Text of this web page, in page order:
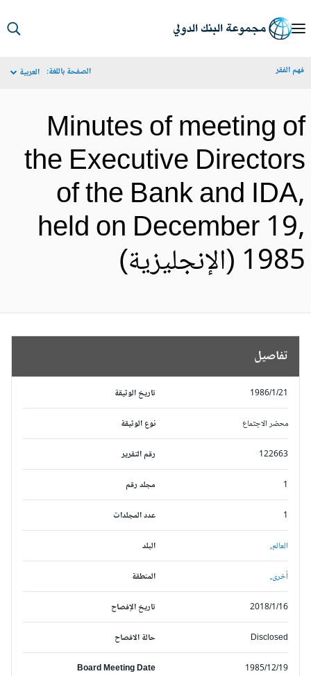
الفقر الصفحة باللغة: العربية
Minutes of meeting
the Executive
of the Bank and
held on December
(الإنجليزية)
تفاصيل
تاريخ الوثيقة 1986/1/21
نوع الوثيقة محضر الاجتماع
رقم التقرير 122663
مجلد رقم
عدد المجلدات
البلد العالم,
المنطقة أخرى,
تاريخ الإفصاح 2018/1/16
حالة الافصاح Disclosed
Board Meeting Date 1985/12/19